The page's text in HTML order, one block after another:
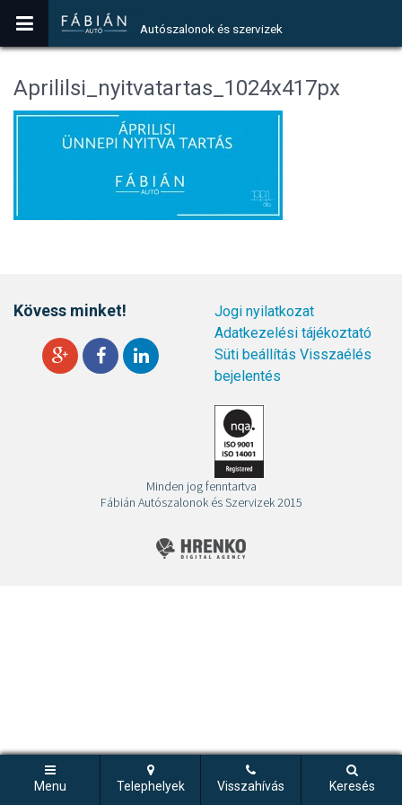
Autószalonok és szervizek
Menu Telephelyek Visszahívás Keresés
Aprililsi_nyitvatartas_1024x417px
Kövess minket!
Jogi nyilatkozat
Adatkezelési tájékoztató
Süti beállítás Visszaélés
bejelentés
Minden jog fenntartva
Fábián Autószalonok és Szervizek 2015